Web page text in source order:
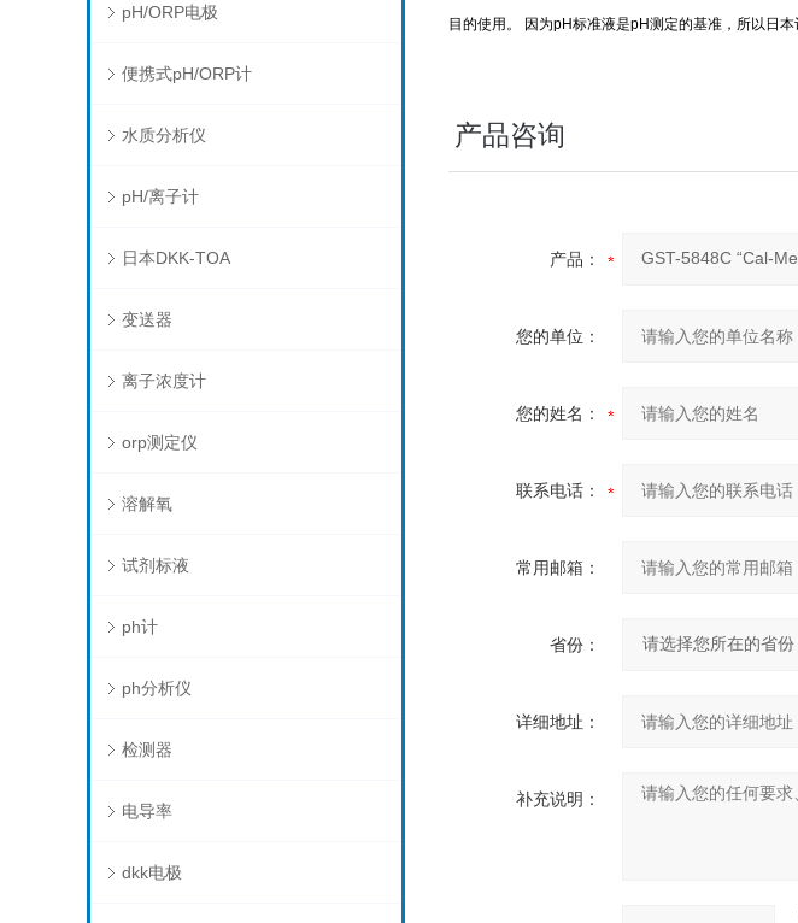
pH/ORP电极
便携式pH/ORP计
水质分析仪
pH/离子计
日本DKK-TOA
变送器
离子浓度计
orp测定仪
溶解氧
试剂标液
ph计
ph分析仪
检测器
电导率
dkk电极
目的使用。 因为pH标准液是pH测定的基准，所以日
产品咨询
产品：
您的单位：
您的姓名：
联系电话：
常用邮箱：
省份：
详细地址：
补充说明：